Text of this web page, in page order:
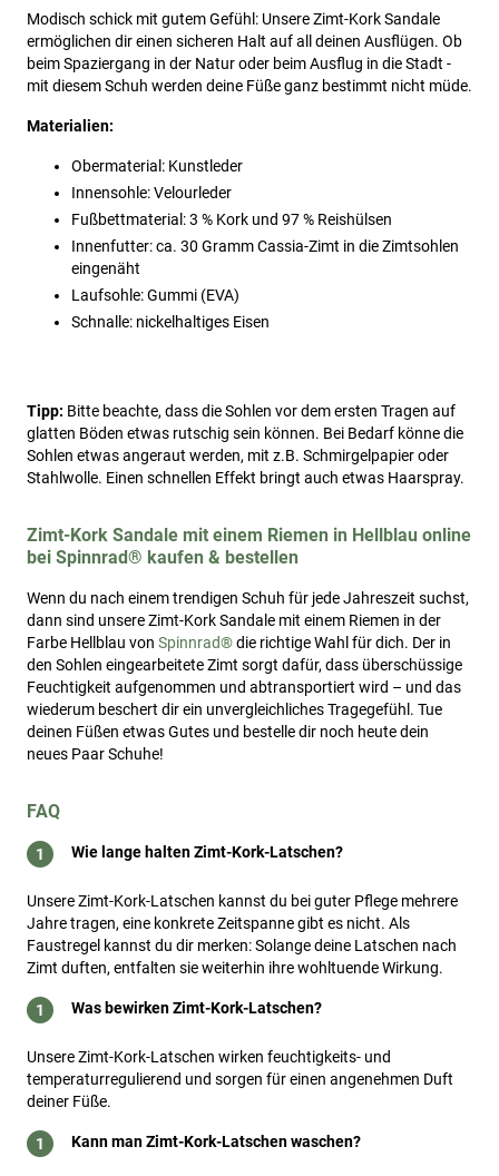
Modisch schick mit gutem Gefühl: Unsere Zimt-Kork Sandale
ermöglichen dir einen sicheren Halt auf all deinen Ausflügen. Ob
beim Spaziergang in der Natur oder beim Ausflug in die Stadt -
mit diesem Schuh werden deine Füße ganz bestimmt nicht müde.
Materialien:
Obermaterial: Kunstleder
Innensohle: Velourleder
Fußbettmaterial: 3 % Kork und 97 % Reishülsen
Innenfutter: ca. 30 Gramm Cassia-Zimt in die Zimtsohlen
eingenäht
Laufsohle: Gummi (EVA)
Schnalle: nickelhaltiges Eisen
Tipp: Bitte beachte, dass die Sohlen vor dem ersten Tragen auf
glatten Böden etwas rutschig sein können. Bei Bedarf könne die
Sohlen etwas angeraut werden, mit z.B. Schmirgelpapier oder
Stahlwolle. Einen schnellen Effekt bringt auch etwas Haarspray.
Zimt-Kork Sandale mit einem Riemen in Hellblau online
bei Spinnrad® kaufen & bestellen
Wenn du nach einem trendigen Schuh für jede Jahreszeit suchst,
dann sind unsere Zimt-Kork Sandale mit einem Riemen in der
Farbe Hellblau von Spinnrad®die richtige Wahl für dich. Der in
den Sohlen eingearbeitete Zimt sorgt dafür, dass überschüssige
Feuchtigkeit aufgenommen und abtransportiert wird – und das
wiederum beschert dir ein unvergleichliches Tragegefühl. Tue
deinen Füßen etwas Gutes und bestelle dir noch heute dein
neues Paar Schuhe!
FAQ
Wie lange halten Zimt-Kork-Latschen?
Unsere Zimt-Kork-Latschen kannst du bei guter Pflege mehrere
Jahre tragen, eine konkrete Zeitspanne gibt es nicht. Als
Faustregel kannst du dir merken: Solange deine Latschen nach
Zimt duften, entfalten sie weiterhin ihre wohltuende Wirkung.
Was bewirken Zimt-Kork-Latschen?
Unsere Zimt-Kork-Latschen wirken feuchtigkeits- und
temperaturregulierend und sorgen für einen angenehmen Duft
deiner Füße.
Kann man Zimt-Kork-Latschen waschen?